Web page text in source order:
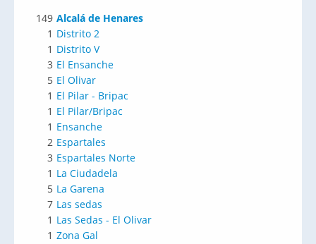
149 Alcalá de Henares
1 Distrito 2
1 Distrito V
3 El Ensanche
5 El Olivar
1 El Pilar - Bripac
1 El Pilar/Bripac
1 Ensanche
2 Espartales
3 Espartales Norte
1 La Ciudadela
5 La Garena
7 Las sedas
1 Las Sedas - El Olivar
1 Zona Gal